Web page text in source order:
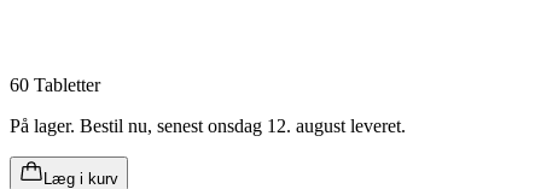
60 Tabletter
På lager. Bestil nu, senest onsdag 12. august leveret.
Læg i kurv